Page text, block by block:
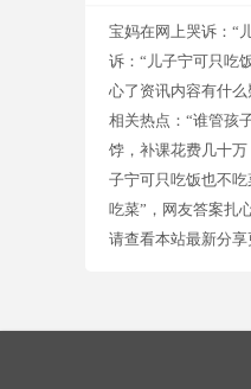
宝妈在网上哭诉：“
诉：“儿子宁可只吃
心了资讯内容有什么
相关热点：“谁管孩
饽，补课花费几十
子宁可只吃饭也不
吃菜”，网友答案扎
请查看本站最新分